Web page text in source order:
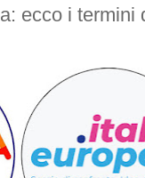
ecco i termini